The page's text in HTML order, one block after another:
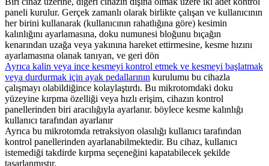
paneli kurulur. Gerçek zamanlı olarak birlikte çalışan ve kullanıcının
her birini kullanarak (kullanıcının rahatlığına göre) kesimin
kalınlığını ayarlamasına, doku numunesi bloğunu bıçağın
kenarından uzağa veya yakınına hareket ettirmesine, kesme hızını
ayarlamasına olanak tanıyan, ve geri dön
Ayrıca kalin veya ince kesmeyi kontrol etmek ve kesmeyi başlatmak
veya durdurmak için ayak pedallarının kurulumu bu cihazla
çalışmayı olabildiğince kolaylaştırdı. Bu mikrotomdaki doku
yüzeyine kırpma özelliği veya hızlı erişim, cihazın kontrol
panellerinden biri aracılığıyla ayarlanır. böylece kesme kalınlığı
kullanıcı tarafından ayarlanır
Ayrıca bu mikrotomda retraksiyon olasılığı kullanıcı tarafından
kontrol panellerinden ayarlanabilmektedir. Bu cihaz, kullanıcı
istemediği takdirde kırpma seçeneğini kapatabilecek şekilde
tasarlanmıştır.